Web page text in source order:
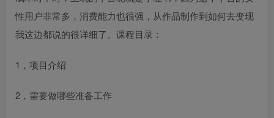
性用户非常多，消费能力也很强，从作品制作到如何去变现
我这边都说的很详细了。课程目录：
1，项目介绍
2，需要做哪些准备工作